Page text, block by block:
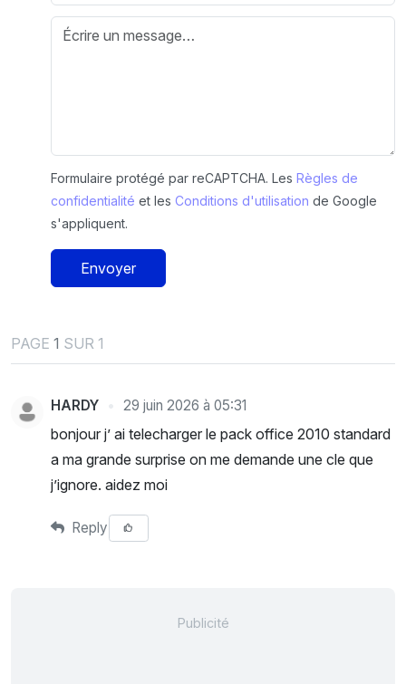
Formulaire protégé par reCAPTCHA. Les Règles de
confidentialité et les Conditions d'utilisation de Google
s'appliquent.
Envoyer
PAGE 1 SUR 1
HARDY 29 juin 2026 à 05:31
bonjour j’ ai telecharger le pack office 2010 standard
a ma grande surprise on me demande une cle que
j’ignore. aidez moi
Reply